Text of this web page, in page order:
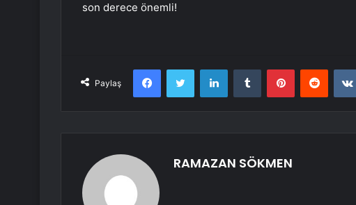
son derece önemli!
Paylaş
FacebookTwitter LinkedInTumblr PinterestReddit
RAMAZAN SÖKMEN